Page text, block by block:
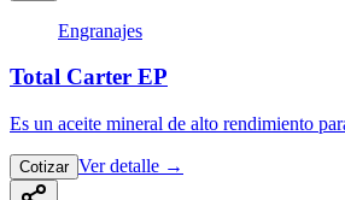
Engranajes
Total Carter EP
Es un aceite mineral de alto rendimiento
Cotizar Ver detalle →